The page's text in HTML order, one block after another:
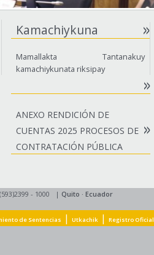
Kamachiykuna
Mamallakta Tantanakuy
kamachiykunata riksipay
ANEXO RENDICIÓN DE
CUENTAS 2025 PROCESOS DE
CONTRATACIÓN PÚBLICA
- 1000 | Quito · Ecuador
de Sentencias | Utkachik | Registro Oficial